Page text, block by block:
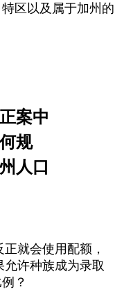
区以及属于加州的
案中
规
人口
就会使用配额，
许种族成为录取
？